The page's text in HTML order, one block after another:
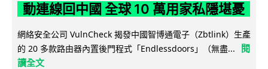
動連線回中國 全球 10 萬用家私隱堪憂
網絡安全公司 VulnCheck 揭發中國智博通電子（Zbtlink）生產
的 20 多款路由器內置後門程式「Endlessdoors」（無盡...
閱
讀全文